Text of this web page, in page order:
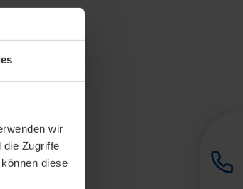
wir
die Zugriffe
diese